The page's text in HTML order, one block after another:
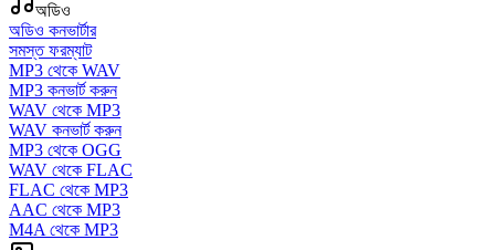
অডিও
অডিও কনভার্টার
সমস্ত ফরম্যাট
MP3 থেকে WAV
MP3 কনভার্ট করুন
WAV থেকে MP3
WAV কনভার্ট করুন
MP3 থেকে OGG
WAV থেকে FLAC
FLAC থেকে MP3
AAC থেকে MP3
M4A থেকে MP3